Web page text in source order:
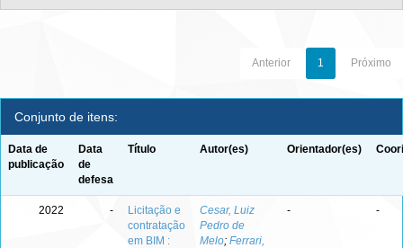
Anterior 1 Próximo
Conjunto de itens:
Data de
publicação
Data
de
defesa
Título Autor(es) Orientador(es)
2022 -
Licitação e
contratação
em BIM :
Cesar, Luiz
Pedro de
Melo; Ferrari,
- -